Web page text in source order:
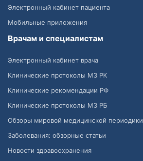
Электронный кабинет пациента
Мобильные приложения
Врачам и специалистам
Электронный кабинет врача
Клинические протоколы МЗ РК
Клинические рекомендации РФ
Клинические протоколы МЗ РБ
Обзоры мировой медицинской периодики
Заболевания: обзорные статьи
Новости здравоохранения